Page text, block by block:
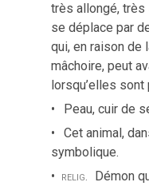
très allongé, très
se déplace par
qui, en raison de
mâchoire, peut
lorsqu’elles
Peau, cuir de
Cet animal,
symbolique.
relig. Démon